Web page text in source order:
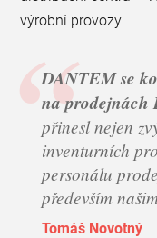
výrobní provozy
DANTEM se
na prodejnách
přinesl nejen
inventurních
personálu
především
Tomáš Novotný